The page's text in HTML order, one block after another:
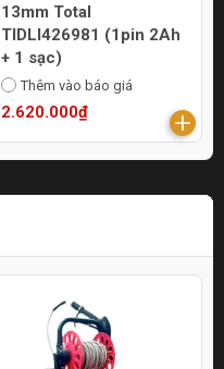
13mm Total
TIDLI426981 (1pin 2Ah
+ 1 sạc)
Thêm vào báo giá
2.620.000₫